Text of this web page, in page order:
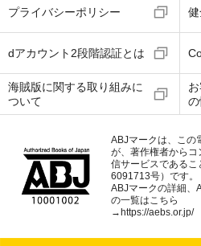
プライバシーポリシー
dアカウント2段階認証とは
海賊版に関する取り組みに
ついて
ABJマークは、この
が、著作権者から
信サービスである
6091713号）です。
ABJマークの詳細、
の一覧はこちら
→https://aebs.or.jp/